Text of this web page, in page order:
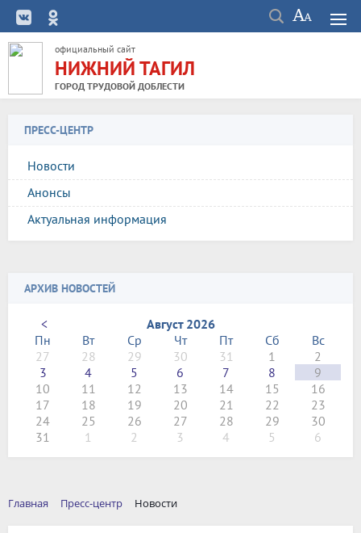
официальный сайт
НИЖНИЙ ТАГИЛ
ГОРОД ТРУДОВОЙ ДОБЛЕСТИ
ПРЕСС-ЦЕНТР
Новости
Анонсы
Актуальная информация
АРХИВ НОВОСТЕЙ
<
Август 2026
Пн
Вт Ср Чт Пт Сб
Вс
27
28 29 30 31 1
2
3
4 5 6 7 8
9
10
11 12 13 14 15
16
17
18 19 20 21 22
23
24
25 26 27 28 29
30
31
1 2 3 4 5 6
Главная Пресс-центр Новости